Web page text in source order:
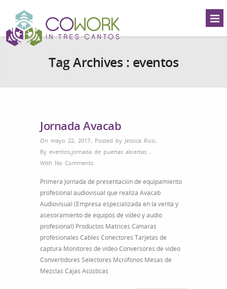
Tag Archives : eventos
Jornada Avacab
On mayo 22, 2017, Posted by Jessica Rico,
By eventos,jornada de puertas abiertas ,
With No Comments
Primera Jornada de presentación de equipamiento
profesional audiovisual que realiza Avacab
Audiovisual (Empresa especializada en la venta y
asesoramiento de equipos de vídeo y audio
profesional) Productos Matrices Cámaras
profesionales Cables Conectores Tarjetas de
captura Monitores de video Conversores de video
Convertidores Selectores Mcrófonos Mesas de
Mezclas Cajas Acústicas